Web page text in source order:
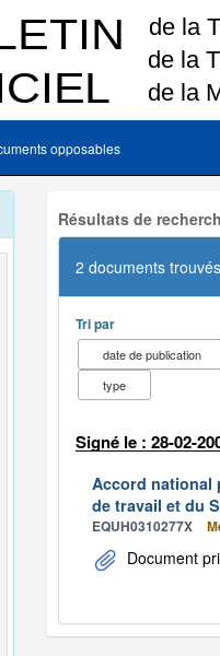
opposables
Résultats de
2 documents trouvés
Tri par
date de publication
type
Signé le : 28-02-
Accord national
de travail et du
EQUH0310277X
Document